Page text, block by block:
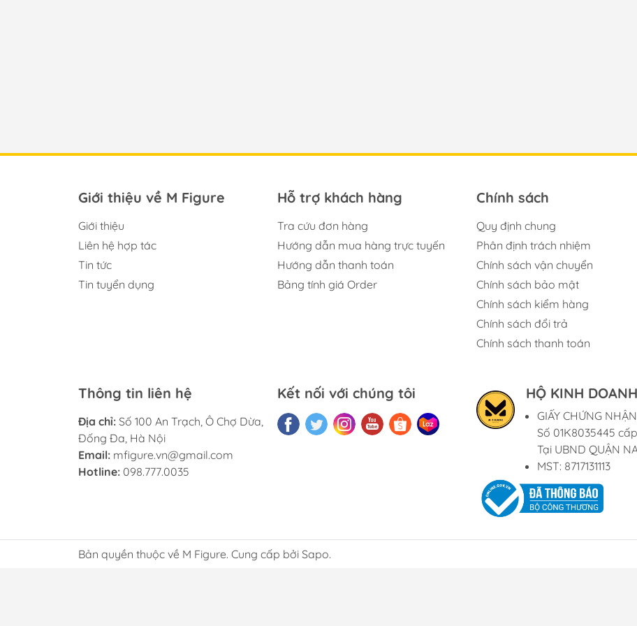
Giới thiệu về M Figure
Giới thiệu
Liên hệ hợp tác
Tin tức
Tin tuyển dụng
Hỗ trợ khách hàng
Tra cứu đơn hàng
Hướng dẫn mua hàng trực tuyến
Hướng dẫn thanh toán
Bảng tính giá Order
Chính sách
Quy định chung
Phân định trách nhiệm
Chính sách vận chuyển
Chính sách bảo mật
Chính sách kiểm hàng
Chính sách đổi trả
Chính sách thanh toán
Thông tin liên hệ
Địa chỉ: Số 100 An Trạch, Ô Chợ Dừa,
Đống Đa, Hà Nội
Email: mfigure.vn@gmail.com
Hotline: 098.777.0035
Kết nối với chúng tôi HỘ KINH
GIẤY CHỨNG
Số 01K8035445
Tại UBND QUẬN
MST: 8717131113
Bản quyền thuộc về M Figure. Cung cấp bởi Sapo.